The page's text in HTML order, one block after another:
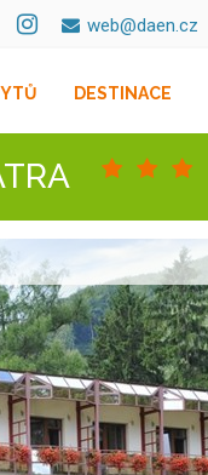
web@daen.cz
DESTINACE